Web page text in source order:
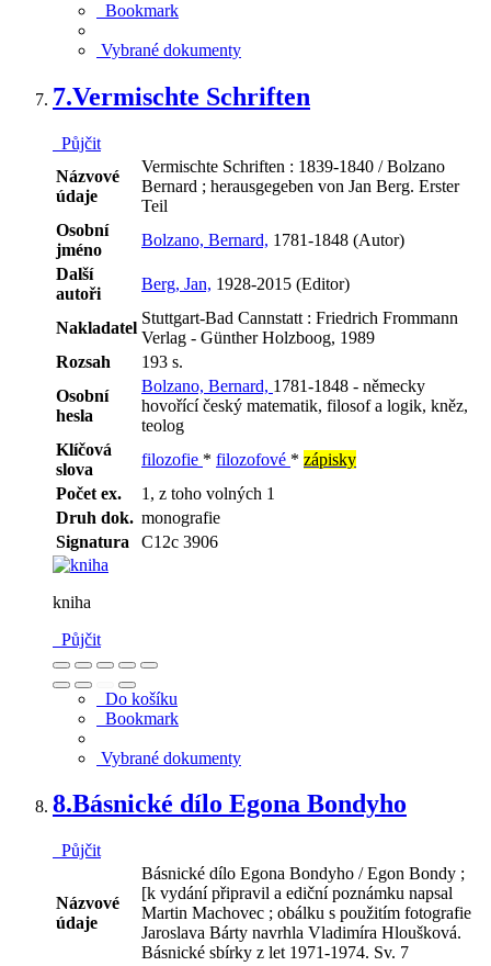
Bookmark
Vybrané dokumenty
7.Vermischte Schriften
Půjčit
Názvové
údaje
Vermischte Schriften : 1839-1840 / Bolzano
Bernard ; herausgegeben von Jan Berg. Erster
Teil
Osobní
jméno
Bolzano, Bernard, 1781-1848 (Autor)
Další
autoři
Berg, Jan, 1928-2015 (Editor)
Nakladatel
Stuttgart-Bad Cannstatt : Friedrich Frommann
Verlag - Günther Holzboog, 1989
Rozsah
193 s.
Osobní
hesla
Bolzano, Bernard, 1781-1848 - německy
hovořící český matematik, filosof a logik, kněz,
teolog
Klíčová
slova
filozofie * filozofové * zápisky
Počet ex.
1, z toho volných 1
Druh dok. monografie
Signatura
C12c 3906
kniha
Půjčit
Do košíku
Bookmark
Vybrané dokumenty
8.Básnické dílo Egona Bondyho
Půjčit
Názvové
údaje
Básnické dílo Egona Bondyho / Egon Bondy ;
[k vydání připravil a ediční poznámku napsal
Martin Machovec ; obálku s použitím fotografie
Jaroslava Bárty navrhla Vladimíra Hloušková.
Básnické sbírky z let 1971-1974. Sv. 7